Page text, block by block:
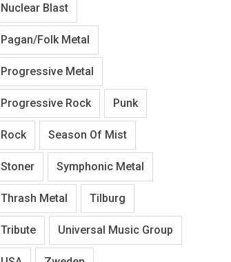
Nuclear Blast
Pagan/Folk Metal
Progressive Metal
Progressive Rock Punk
Rock Season Of Mist
Stoner Symphonic Metal
Thrash Metal Tilburg
Tribute Universal Music Group